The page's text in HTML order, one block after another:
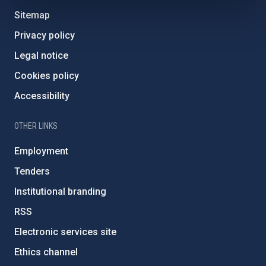
Sitemap
Privacy policy
Legal notice
Cookies policy
Accessibility
OTHER LINKS
Employment
Tenders
Institutional branding
RSS
Electronic services site
Ethics channel